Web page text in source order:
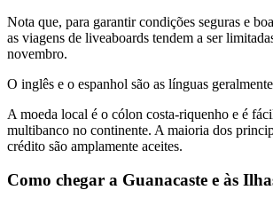
Nota que, para garantir condições seguras e
as viagens de liveaboards tendem a ser
novembro.
O inglês e o espanhol são as línguas
A moeda local é o cólon costa-riquenho e é
multibanco no continente. A maioria dos
crédito são amplamente aceites.
Como chegar a Guanacaste e às